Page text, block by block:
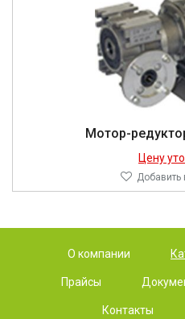
Мотор-
Цену
Добавить
О компании
Прайсы
Контакты